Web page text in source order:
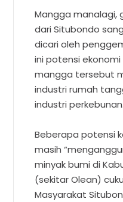
Mangga manalagi,
dari Situbondo
dicari oleh
ini potensi
mangga tersebut
industri rumah
industri perkebunan.
Beberapa potensi
masih
minyak bumi di
(sekitar Olean)
Masyarakat